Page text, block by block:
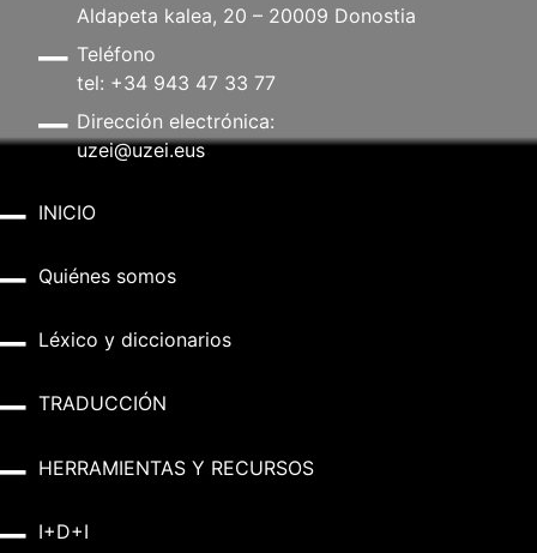
Aldapeta kalea, 20 – 20009 Donostia
Teléfono
tel: +34 943 47 33 77
Dirección electrónica:
uzei@uzei.eus
INICIO
Quiénes somos
Léxico y diccionarios
TRADUCCIÓN
HERRAMIENTAS Y RECURSOS
I+D+I